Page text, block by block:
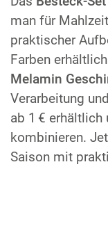
man für
praktischer
Farben
Melamin
Verarbeitung
ab 1 €
kombinieren.
Saison mit